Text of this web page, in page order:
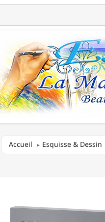
Accueil Esquisse & Dessin
STICKS